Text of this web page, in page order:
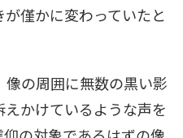
僅かに変わっていたと
の周囲に無数の黒い影
かけているような声を